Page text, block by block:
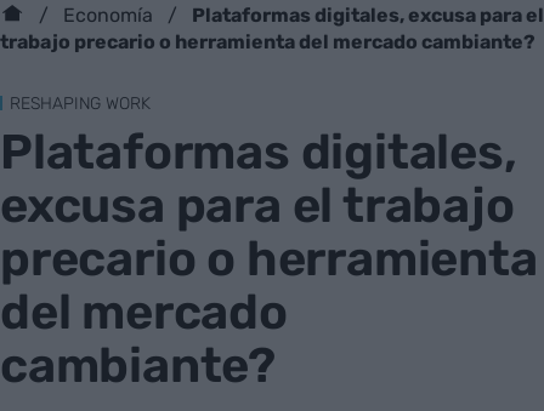
Economía
Plataformas digitales, excusa para el
trabajo precario o herramienta del mercado cambiante?
RESHAPING WORK
Plataformas digitales,
excusa para el trabajo
precario o herramienta
del mercado
cambiante?